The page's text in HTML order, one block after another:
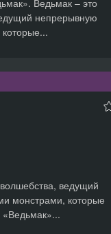
Ведьмак – это
непрерывную
ведущий
монстрами, которые
«Ведьмак»...